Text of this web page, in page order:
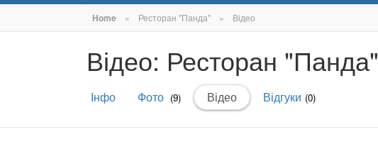
Ви
є
тут
Home » Ресторан "Панда" » Відео
Відео: Ресторан "Панда"
Первинні
вкладки
Інфо Фото (9) Відео (активна
вкладка)
Відгуки (0)